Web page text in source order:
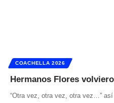
COACHELLA 2026
Hermanos Flores
“Otra vez, otra vez, otra vez…”